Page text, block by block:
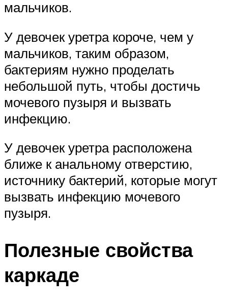
мальчиков.
У девочек уретра короче, чем у
мальчиков, таким образом,
бактериям нужно проделать
небольшой путь, чтобы достичь
мочевого пузыря и вызвать
инфекцию.
У девочек уретра расположена
ближе к анальному отверстию,
источнику бактерий, которые могут
вызвать инфекцию мочевого
пузыря.
Полезные свойства
каркаде